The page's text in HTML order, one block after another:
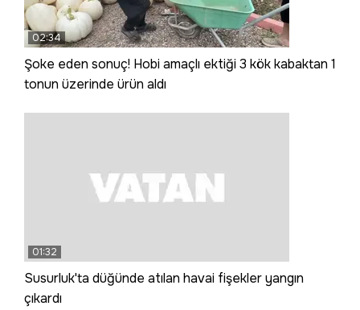
02:34
Şoke eden sonuç! Hobi amaçlı ektiği 3 kök kabaktan 1
tonun üzerinde ürün aldı
01:32
Susurluk'ta düğünde atılan havai fişekler yangın
çıkardı